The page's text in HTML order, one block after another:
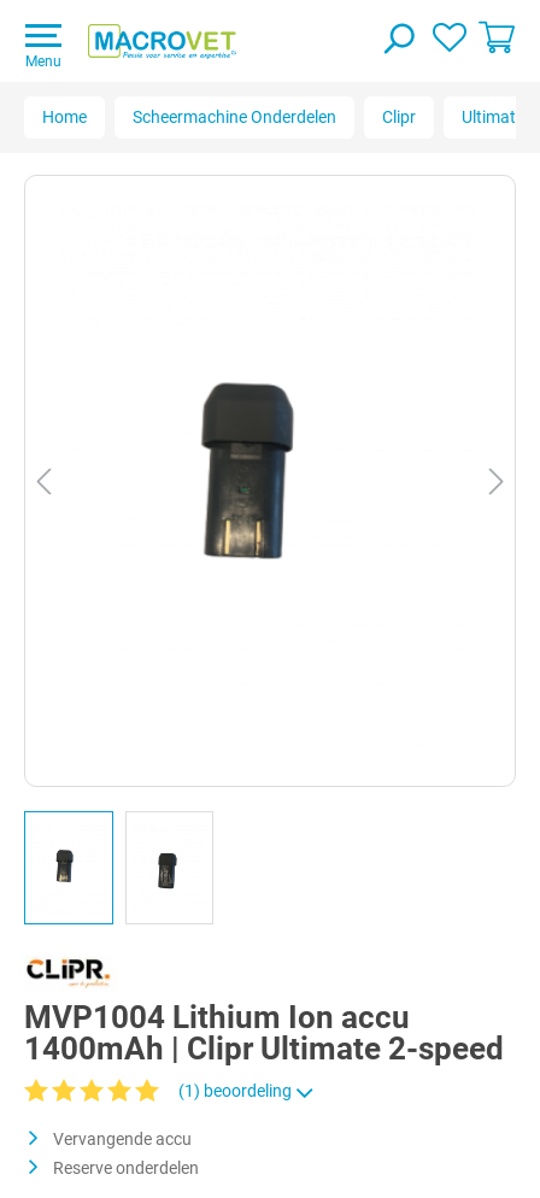
Menu
Home Scheermachine Onderdelen Clipr Ultimate
MVP1004 Lithium Ion accu
1400mAh | Clipr Ultimate 2-speed
(1) beoordeling
Vervangende accu
Reserve onderdelen